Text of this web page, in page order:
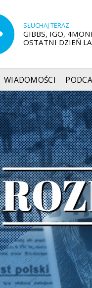
SŁUCHAJ TERAZ
GIBBS, IGO,
OSTATNI DZIEŃ
WIADOMOŚCI